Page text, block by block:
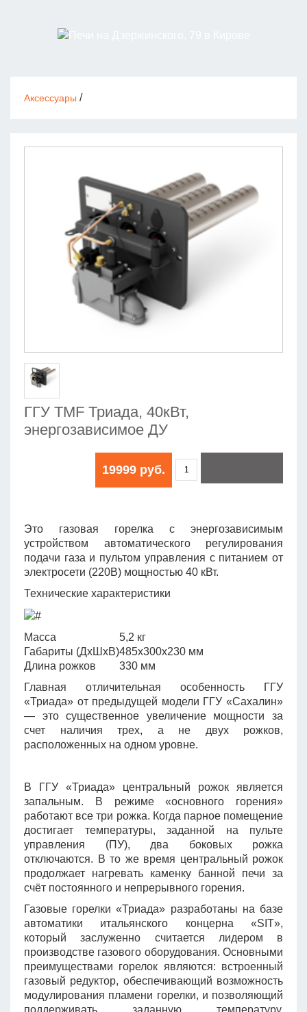
Аксессуары /
ГГУ TMF Триада, 40кВт,
энергозависимое ДУ
19999 руб.
Это газовая горелка с энергозависимым
устройством автоматического регулирования
подачи газа и пультом управления с питанием от
электросети (220В) мощностью 40 кВт.
Технические характеристики
Масса
5,2 кг
Габариты (ДхШхВ)485х300х230 мм
Длина рожков
330 мм
Главная отличительная особенность ГГУ
«Триада» от предыдущей модели ГГУ «Сахалин»
— это существенное увеличение мощности за
счет наличия трех, а не двух рожков,
расположенных на одном уровне.
В ГГУ «Триада» центральный рожок является
запальным. В режиме «основного горения»
работают все три рожка. Когда парное помещение
достигает температуры, заданной на пульте
управления (ПУ), два боковых рожка
отключаются. В то же время центральный рожок
продолжает нагревать каменку банной печи за
счёт постоянного и непрерывного горения.
Газовые горелки «Триада» разработаны на базе
автоматики итальянского концерна «SIT»,
который заслуженно считается лидером в
производстве газового оборудования. Основными
преимуществами горелок являются: встроенный
газовый редуктор, обеспечивающий возможность
модулирования пламени горелки, и позволяющий
поддерживать заданную температуру,